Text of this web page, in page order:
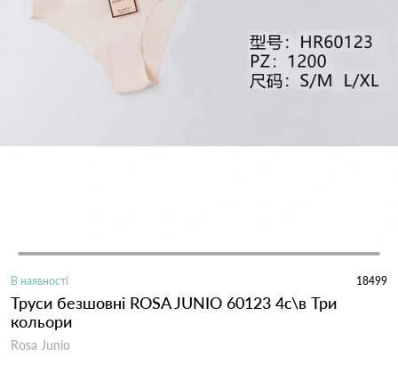
В наявності 18499
Труси безшовні ROSA JUNIO 60123 4с\в Три
кольори
Rosa Junio